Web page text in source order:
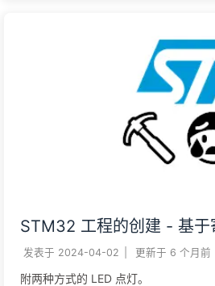
STM32 工程的创建 - 基于
发表于 2024-04-02 更新于 6 个月前
附两种方式的 LED 点灯。